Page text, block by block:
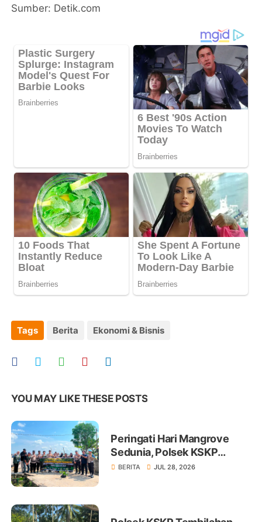
Sumber: Detik.com
Tags Berita Ekonomi & Bisnis
YOU MAY LIKE THESE POSTS
Peringati Hari Mangrove
Sedunia, Polsek KSKP
Tembilahan Tanam 100 Bibit
BERITA JUL 28, 2026